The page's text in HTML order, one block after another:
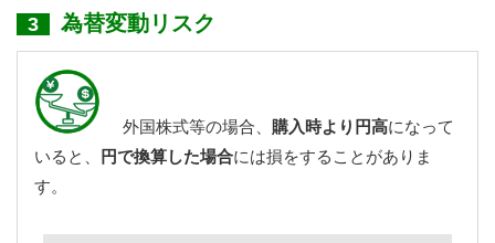
日本取引所グループの
ホームページ
3 為替変動リスク
外国株式等の場合、 購入時より円高になって
いると、
円で換算した場合には損をすることがありま
す。